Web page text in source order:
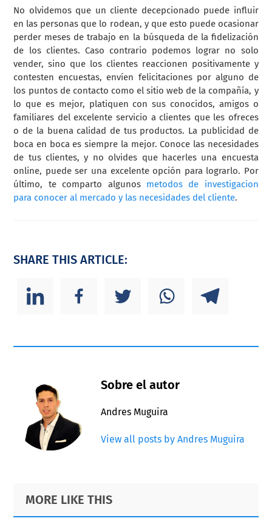
No olvidemos que un cliente decepcionado puede influir
en las personas que lo rodean, y que esto puede ocasionar
perder meses de trabajo en la búsqueda de la fidelización
de los clientes. Caso contrario podemos lograr no solo
vender, sino que los clientes reaccionen positivamente y
contesten encuestas, envíen felicitaciones por alguno de
los puntos de contacto como el sitio web de la compañía, y
lo que es mejor, platiquen con sus conocidos, amigos o
familiares del excelente servicio a clientes que les ofreces
o de la buena calidad de tus productos. La publicidad de
boca en boca es siempre la mejor. Conoce las necesidades
de tus clientes, y no olvides que hacerles una encuesta
online, puede ser una excelente opción para lograrlo. Por
último, te comparto algunos metodos de investigacion
para conocer al mercado y las necesidades del cliente.
SHARE THIS ARTICLE:
Sobre el autor
Andres Muguira
View all posts by Andres Muguira
Primary
Sidebar
Footer
MORE LIKE THIS